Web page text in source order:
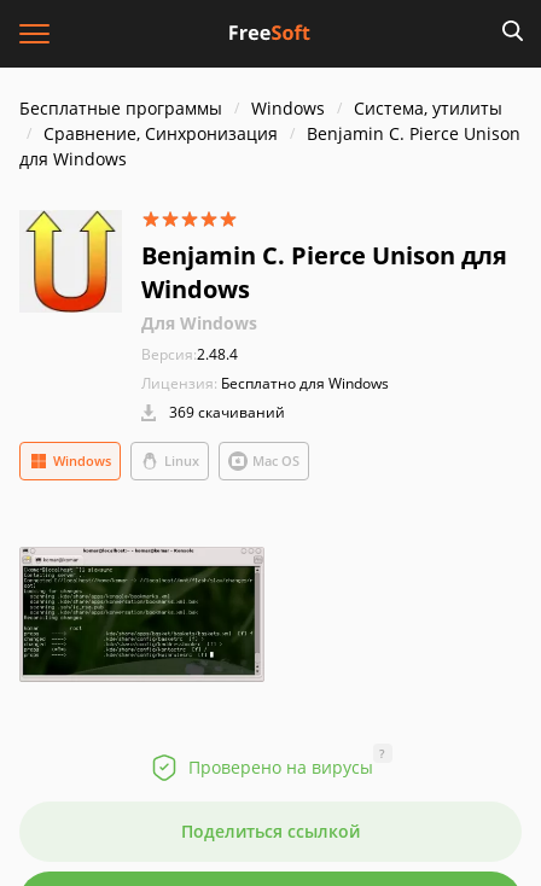
Бесплатные программы Windows
Система, утилиты
Сравнение, Синхронизация
Benjamin C. Pierce Unison
для Windows
Benjamin C. Pierce Unison для
Windows
Для Windows
Версия:2.48.4
Лицензия: Бесплатно для Windows
369 скачиваний
Windows Linux Mac OS
Проверено на вирусы
?
Поделиться ссылкой